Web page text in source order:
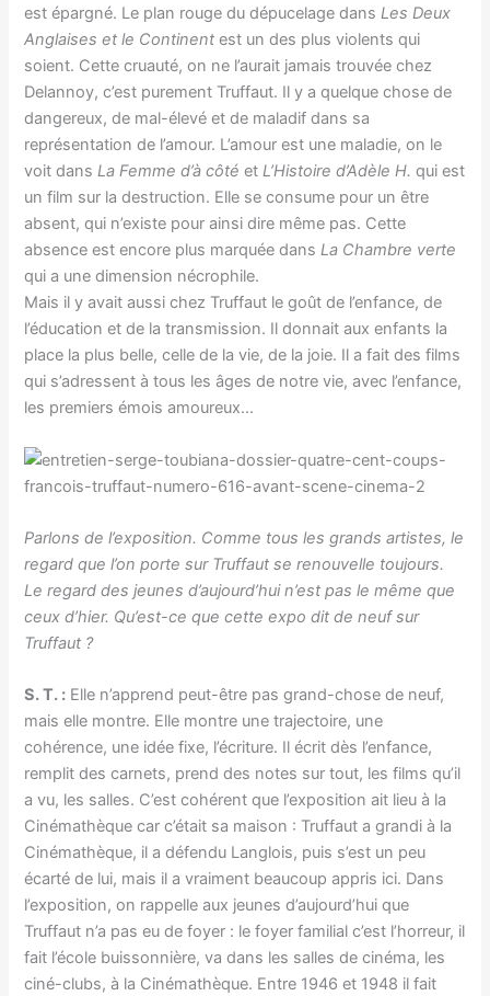
est épargné. Le plan rouge du dépucelage dansLes Deux
Anglaises et le Continent est un des plus violents qui
soient. Cette cruauté, on ne l’aurait jamais trouvée chez
Delannoy, c’est purement Truffaut. Il y a quelque chose de
dangereux, de mal-élevé et de maladif dans sa
représentation de l’amour. L’amour est une maladie, on le
voit dansLa Femme d’à côté etL’Histoire d’Adèle H. qui est
un film sur la destruction. Elle se consume pour un être
absent, qui n’existe pour ainsi dire même pas. Cette
absence est encore plus marquée dansLa Chambre verte
qui a une dimension nécrophile.
Mais il y avait aussi chez Truffaut le goût de l’enfance, de
l’éducation et de la transmission. Il donnait aux enfants la
place la plus belle, celle de la vie, de la joie. Il a fait des films
qui s’adressent à tous les âges de notre vie, avec l’enfance,
les premiers émois amoureux…
Parlons de l’exposition. Comme tous les grands artistes, le
regard que l’on porte sur Truffaut se renouvelle toujours.
Le regard des jeunes d’aujourd’hui n’est pas le même que
ceux d’hier. Qu’est-ce que cette expo dit de neuf sur
Truffaut ?
S. T. : Elle n’apprend peut-être pas grand-chose de neuf,
mais elle montre. Elle montre une trajectoire, une
cohérence, une idée fixe, l’écriture. Il écrit dès l’enfance,
remplit des carnets, prend des notes sur tout, les films qu’il
a vu, les salles. C’est cohérent que l’exposition ait lieu à la
Cinémathèque car c’était sa maison : Truffaut a grandi à la
Cinémathèque, il a défendu Langlois, puis s’est un peu
écarté de lui, mais il a vraiment beaucoup appris ici. Dans
l’exposition, on rappelle aux jeunes d’aujourd’hui que
Truffaut n’a pas eu de foyer : le foyer familial c’est l’horreur, il
fait l’école buissonnière, va dans les salles de cinéma, les
ciné-clubs, à la Cinémathèque. Entre 1946 et 1948 il fait